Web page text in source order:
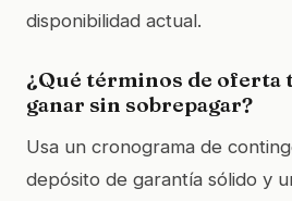
disponibilidad actual.
¿Qué términos de oferta
ganar sin sobrepagar?
Usa un cronograma de
depósito de garantía sólido y